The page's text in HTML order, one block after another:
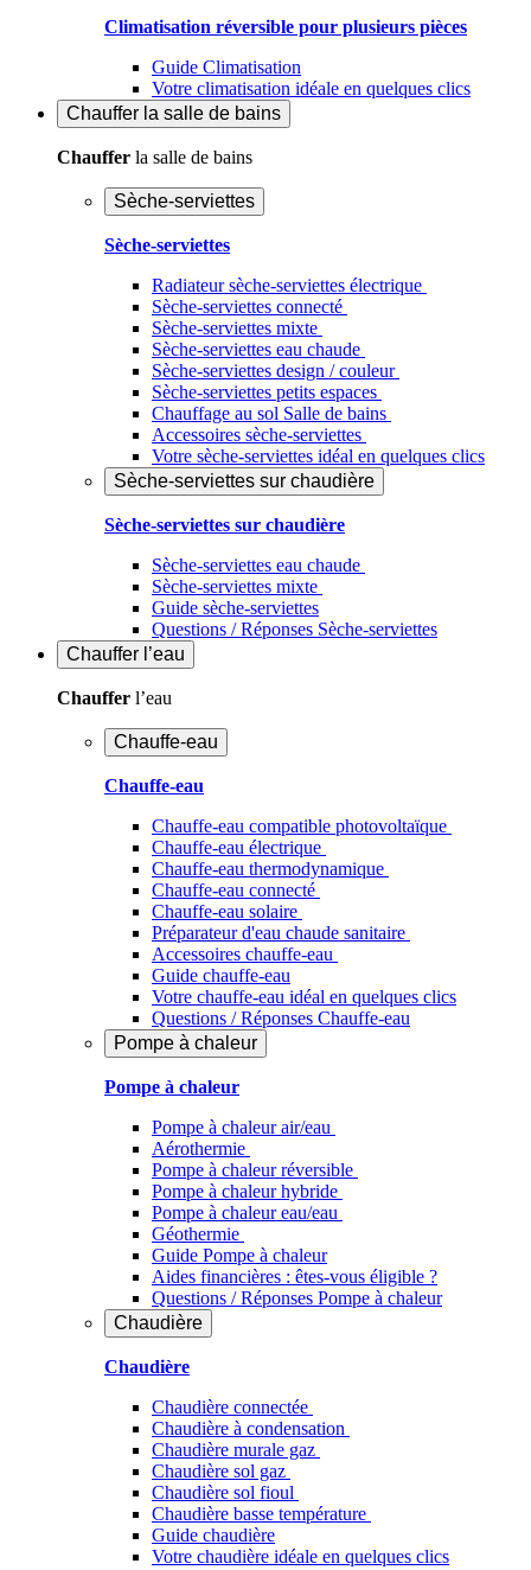
Climatisation réversible pour plusieurs pièces
Guide Climatisation
Votre climatisation idéale en quelques clics
Chauffer la salle de bains
Chauffer la salle de bains
Sèche-serviettes
Sèche-serviettes
Radiateur sèche-serviettes électrique
Sèche-serviettes connecté
Sèche-serviettes mixte
Sèche-serviettes eau chaude
Sèche-serviettes design / couleur
Sèche-serviettes petits espaces
Chauffage au sol Salle de bains
Accessoires sèche-serviettes
Votre sèche-serviettes idéal en quelques clics
Sèche-serviettes sur chaudière
Sèche-serviettes sur chaudière
Sèche-serviettes eau chaude
Sèche-serviettes mixte
Guide sèche-serviettes
Questions / Réponses Sèche-serviettes
Chauffer l’eau
Chauffer l’eau
Chauffe-eau
Chauffe-eau
Chauffe-eau compatible photovoltaïque
Chauffe-eau électrique
Chauffe-eau thermodynamique
Chauffe-eau connecté
Chauffe-eau solaire
Préparateur d'eau chaude sanitaire
Accessoires chauffe-eau
Guide chauffe-eau
Votre chauffe-eau idéal en quelques clics
Questions / Réponses Chauffe-eau
Pompe à chaleur
Pompe à chaleur
Pompe à chaleur air/eau
Aérothermie
Pompe à chaleur réversible
Pompe à chaleur hybride
Pompe à chaleur​ eau/eau
Géothermie
Guide Pompe à chaleur
Aides financières : êtes-vous éligible ?
Questions / Réponses Pompe à chaleur
Chaudière
Chaudière
Chaudière connectée
Chaudière à condensation
Chaudière murale gaz
Chaudière sol gaz
Chaudière sol fioul
Chaudière basse température
Guide chaudière
Votre chaudière idéale en quelques clics